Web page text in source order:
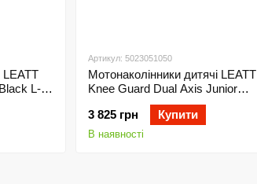
LEATT
L-
Артикул: 5023051050
Мотонаколінники дитячі LEATT
Knee Guard Dual Axis Junior
Black One size
3 825 грн
Купити
В наявності